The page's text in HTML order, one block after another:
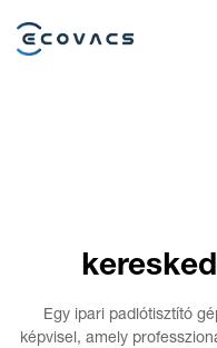
Egy ipari padlótisztító
képvisel, amely